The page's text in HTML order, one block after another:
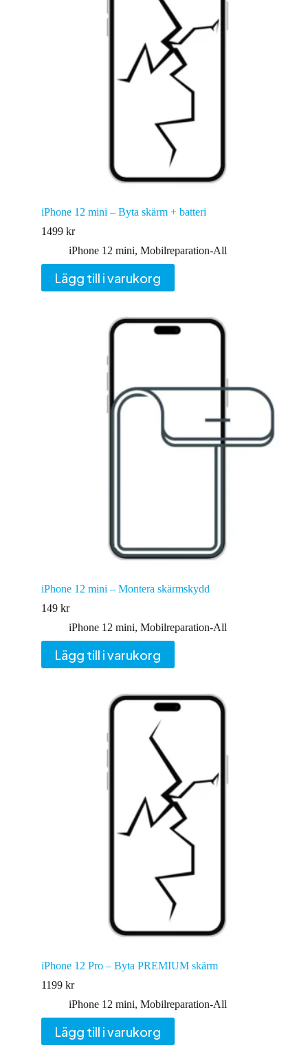
iPhone 12 mini – Byta skärm + batteri
1499 kr
iPhone 12 mini, Mobilreparation-All
Lägg till i varukorg
iPhone 12 mini – Montera skärmskydd
149 kr
iPhone 12 mini, Mobilreparation-All
Lägg till i varukorg
iPhone 12 Pro – Byta PREMIUM skärm
1199 kr
iPhone 12 mini, Mobilreparation-All
Lägg till i varukorg